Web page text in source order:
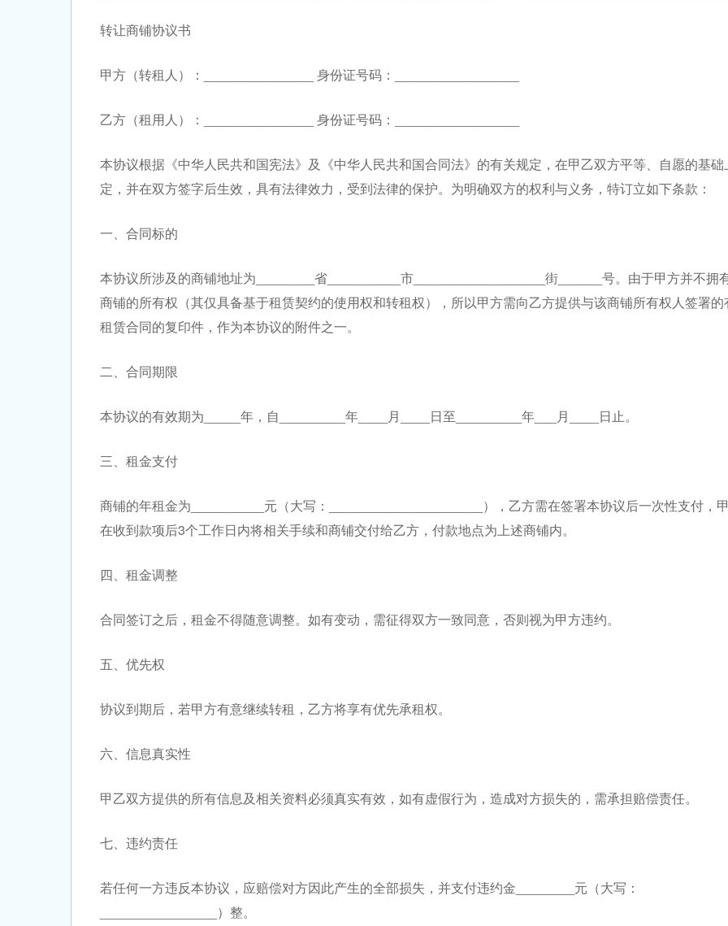
转让商铺协议书
甲方（转租人）：_______________ 身份证号码：_________________
乙方（租用人）：_______________ 身份证号码：_________________
本协议根据《中华人民共和国宪法》及《中华人民共和国合同法》的有关规定，在甲乙双方平等、自愿的基础
定，并在双方签字后生效，具有法律效力，受到法律的保护。为明确双方的权利与义务，特订立如下条款：
一、合同标的
本协议所涉及的商铺地址为________省__________市__________________街______号。由于甲方并不拥
商铺的所有权（其仅具备基于租赁契约的使用权和转租权），所以甲方需向乙方提供与该商铺所有权人签署的
租赁合同的复印件，作为本协议的附件之一。
二、合同期限
本协议的有效期为_____年，自_________年____月____日至_________年___月____日止。
三、租金支付
商铺的年租金为__________元（大写：_____________________），乙方需在签署本协议后一次性支付，
在收到款项后3个工作日内将相关手续和商铺交付给乙方，付款地点为上述商铺内。
四、租金调整
合同签订之后，租金不得随意调整。如有变动，需征得双方一致同意，否则视为甲方违约。
五、优先权
协议到期后，若甲方有意继续转租，乙方将享有优先承租权。
六、信息真实性
甲乙双方提供的所有信息及相关资料必须真实有效，如有虚假行为，造成对方损失的，需承担赔偿责任。
七、违约责任
若任何一方违反本协议，应赔偿对方因此产生的全部损失，并支付违约金________元（大写：
________________）整。